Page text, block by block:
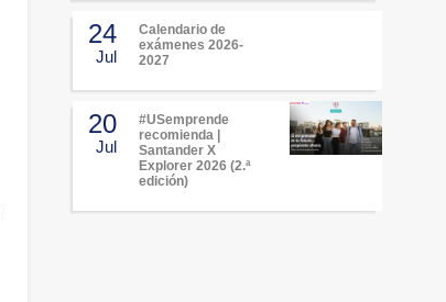
24
Jul
Calendario de
exámenes 2026-
2027
20
Jul
#USemprende
recomienda |
Santander X
Explorer 2026 (2.ª
edición)